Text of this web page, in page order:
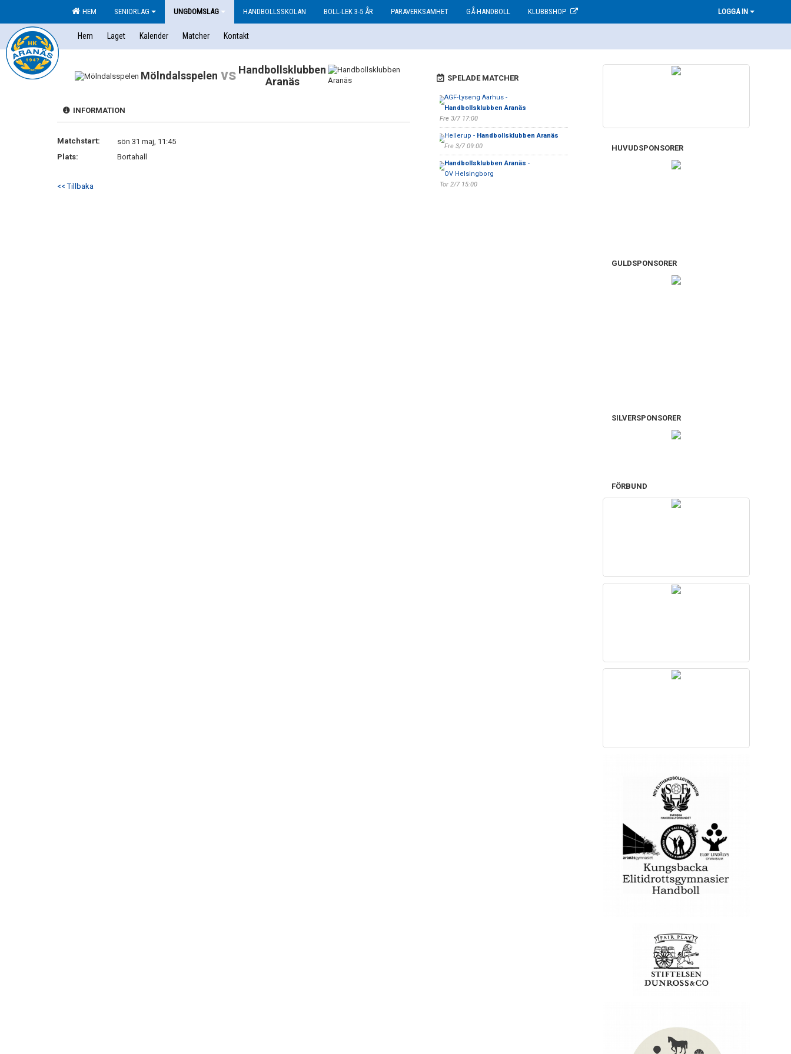
HEM SENIORLAG UNGDOMSLAG HANDBOLLSSKOLAN BOLL-LEK 3-5 ÅR PARAVERKSAMHET GÅ-HANDBOLL KLUBBSHOP LOGGA IN
Hem Laget Kalender Matcher Kontakt
Mölndalsspelen vs Handbollsklubben
Aranäs
INFORMATION
Matchstart:
sön 31 maj, 11:45
Plats:
Bortahall
<< Tillbaka
SPELADE MATCHER
AGF-Lyseng Aarhus -
Handbollsklubben Aranäs
Fre 3/7 17:00
Hellerup - Handbollsklubben Aranäs
Fre 3/7 09:00
Handbollsklubben Aranäs -
OV Helsingborg
Tor 2/7 15:00
HUVUDSPONSORER
GULDSPONSORER
SILVERSPONSORER
FÖRBUND